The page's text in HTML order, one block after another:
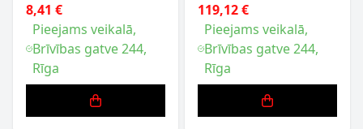
8,41 €
Pieejams veikalā,
Brīvības gatve 244,
Rīga
119,12 €
Pieejams veikalā,
Brīvības gatve 244,
Rīga